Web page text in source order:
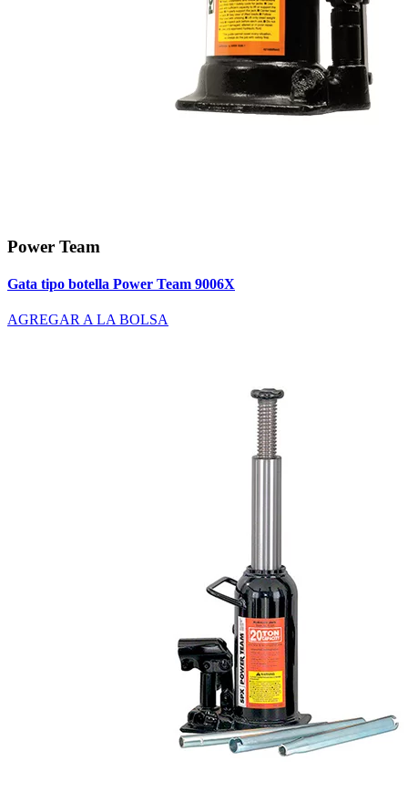
Power Team
Gata tipo botella Power Team 9006X
AGREGAR A LA BOLSA